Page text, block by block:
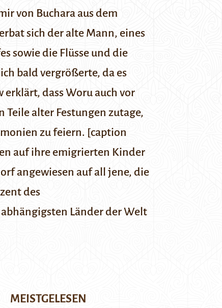
von Buchara aus dem
sich der alte Mann, eines
sowie die Flüsse und die
bald vergrößerte, da es
erklärt, dass Woru auch vor
alter Festungen zutage,
zu feiern. [caption
auf ihre emigrierten Kinder
angewiesen auf all jene, die
des
Länder der Welt
MEISTGELESEN